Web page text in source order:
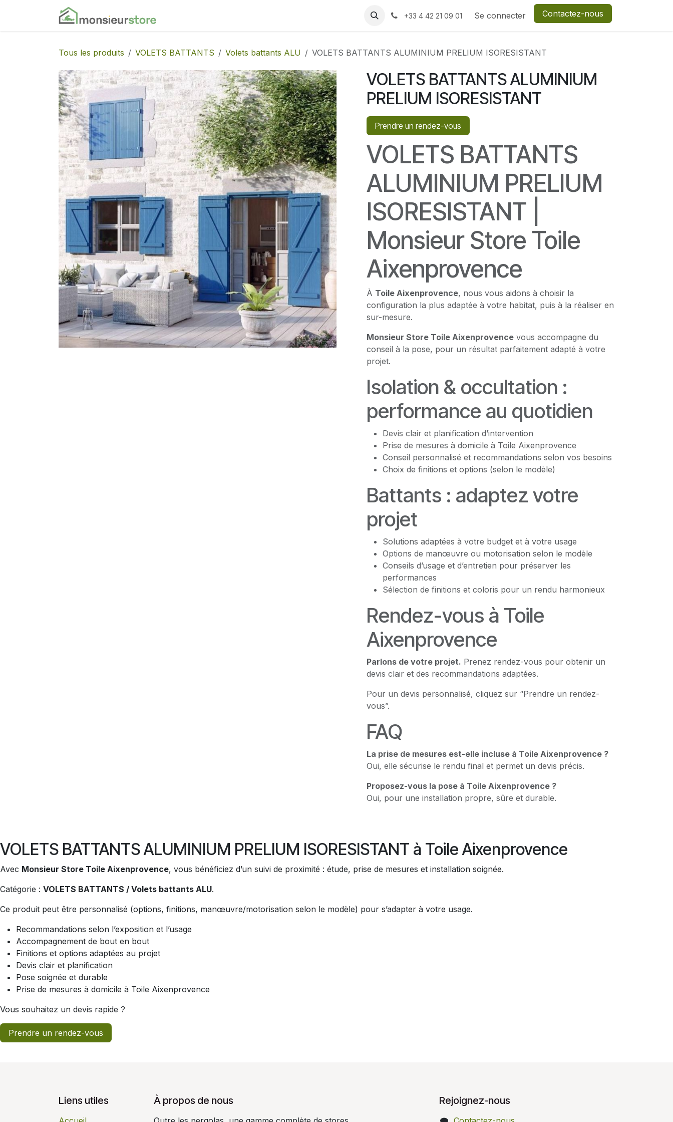
Se rendre au contenu
Rendez-vous Contactez-nous Assistance
+33 4 42 21 09 01 Se connecter Contactez-nous
Tous les produits VOLETS BATTANTS Volets battants ALU VOLETS BATTANTS ALUMINIUM PRELIUM ISORESISTANT
VOLETS BATTANTS ALUMINIUM
PRELIUM ISORESISTANT
Prendre un rendez-vous
VOLETS BATTANTS
ALUMINIUM PRELIUM
ISORESISTANT |
Monsieur Store Toile
Aixenprovence
À Toile Aixenprovence, nous vous aidons à choisir la
configuration la plus adaptée à votre habitat, puis à la réaliser en
sur-mesure.
Monsieur Store Toile Aixenprovence vous accompagne du
conseil à la pose, pour un résultat parfaitement adapté à votre
projet.
Isolation & occultation :
performance au quotidien
Devis clair et planification d’intervention
Prise de mesures à domicile à Toile Aixenprovence
Conseil personnalisé et recommandations selon vos besoins
Choix de finitions et options (selon le modèle)
Battants : adaptez votre
projet
Solutions adaptées à votre budget et à votre usage
Options de manœuvre ou motorisation selon le modèle
Conseils d’usage et d’entretien pour préserver les
performances
Sélection de finitions et coloris pour un rendu harmonieux
Rendez-vous à Toile
Aixenprovence
Parlons de votre projet. Prenez rendez-vous pour obtenir un
devis clair et des recommandations adaptées.
Pour un devis personnalisé, cliquez sur “Prendre un rendez-
vous”.
FAQ
La prise de mesures est-elle incluse à Toile Aixenprovence ?
Oui, elle sécurise le rendu final et permet un devis précis.
Proposez-vous la pose à Toile Aixenprovence ?
Oui, pour une installation propre, sûre et durable.
VOLETS BATTANTS ALUMINIUM PRELIUM ISORESISTANT à Toile Aixenprovence
Avec Monsieur Store Toile Aixenprovence, vous bénéficiez d’un suivi de proximité : étude, prise de mesures et installation soignée.
Catégorie : VOLETS BATTANTS / Volets battants ALU.
Ce produit peut être personnalisé (options, finitions, manœuvre/motorisation selon le modèle) pour s’adapter à votre usage.
Recommandations selon l’exposition et l’usage
Accompagnement de bout en bout
Finitions et options adaptées au projet
Devis clair et planification
Pose soignée et durable
Prise de mesures à domicile à Toile Aixenprovence
Vous souhaitez un devis rapide ?
Prendre un rendez-vous
Liens utiles À propos de nous Rejoignez-nous